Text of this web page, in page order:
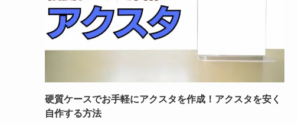
硬質ケースでお手軽にアクスタを作成！アクスタを安く
自作する方法